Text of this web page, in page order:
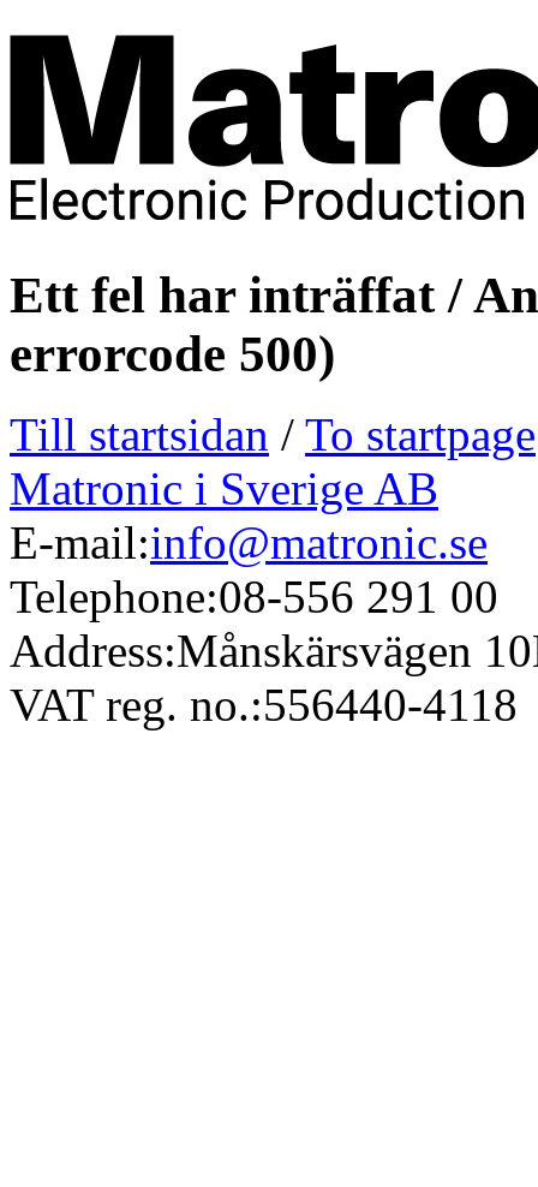
Ett fel har inträffat /
errorcode 500)
Till startsidan / To startpage
Matronic i Sverige AB
E-mail:info@matronic.se
Telephone:08-556 291 00
Address:Månskärsvägen
VAT reg. no.:556440-4118